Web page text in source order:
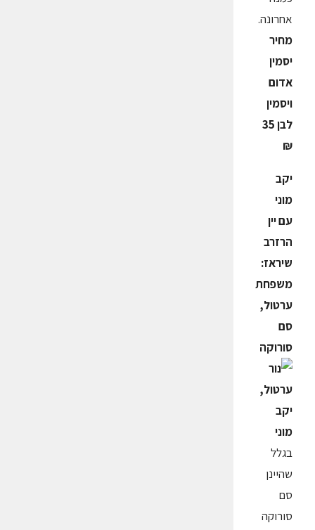
אחרונה.
מחיר
יסמין
אדום
ויסמין
לבן 35
₪
יקב
מוני
עם יין
הרזרב
שיראז:
משפחת
ערטול,
סם
סורוקה
בגלל
שהיינן
סם
סורוקה